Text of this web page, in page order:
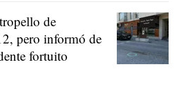
de
pero informó de
fortuito